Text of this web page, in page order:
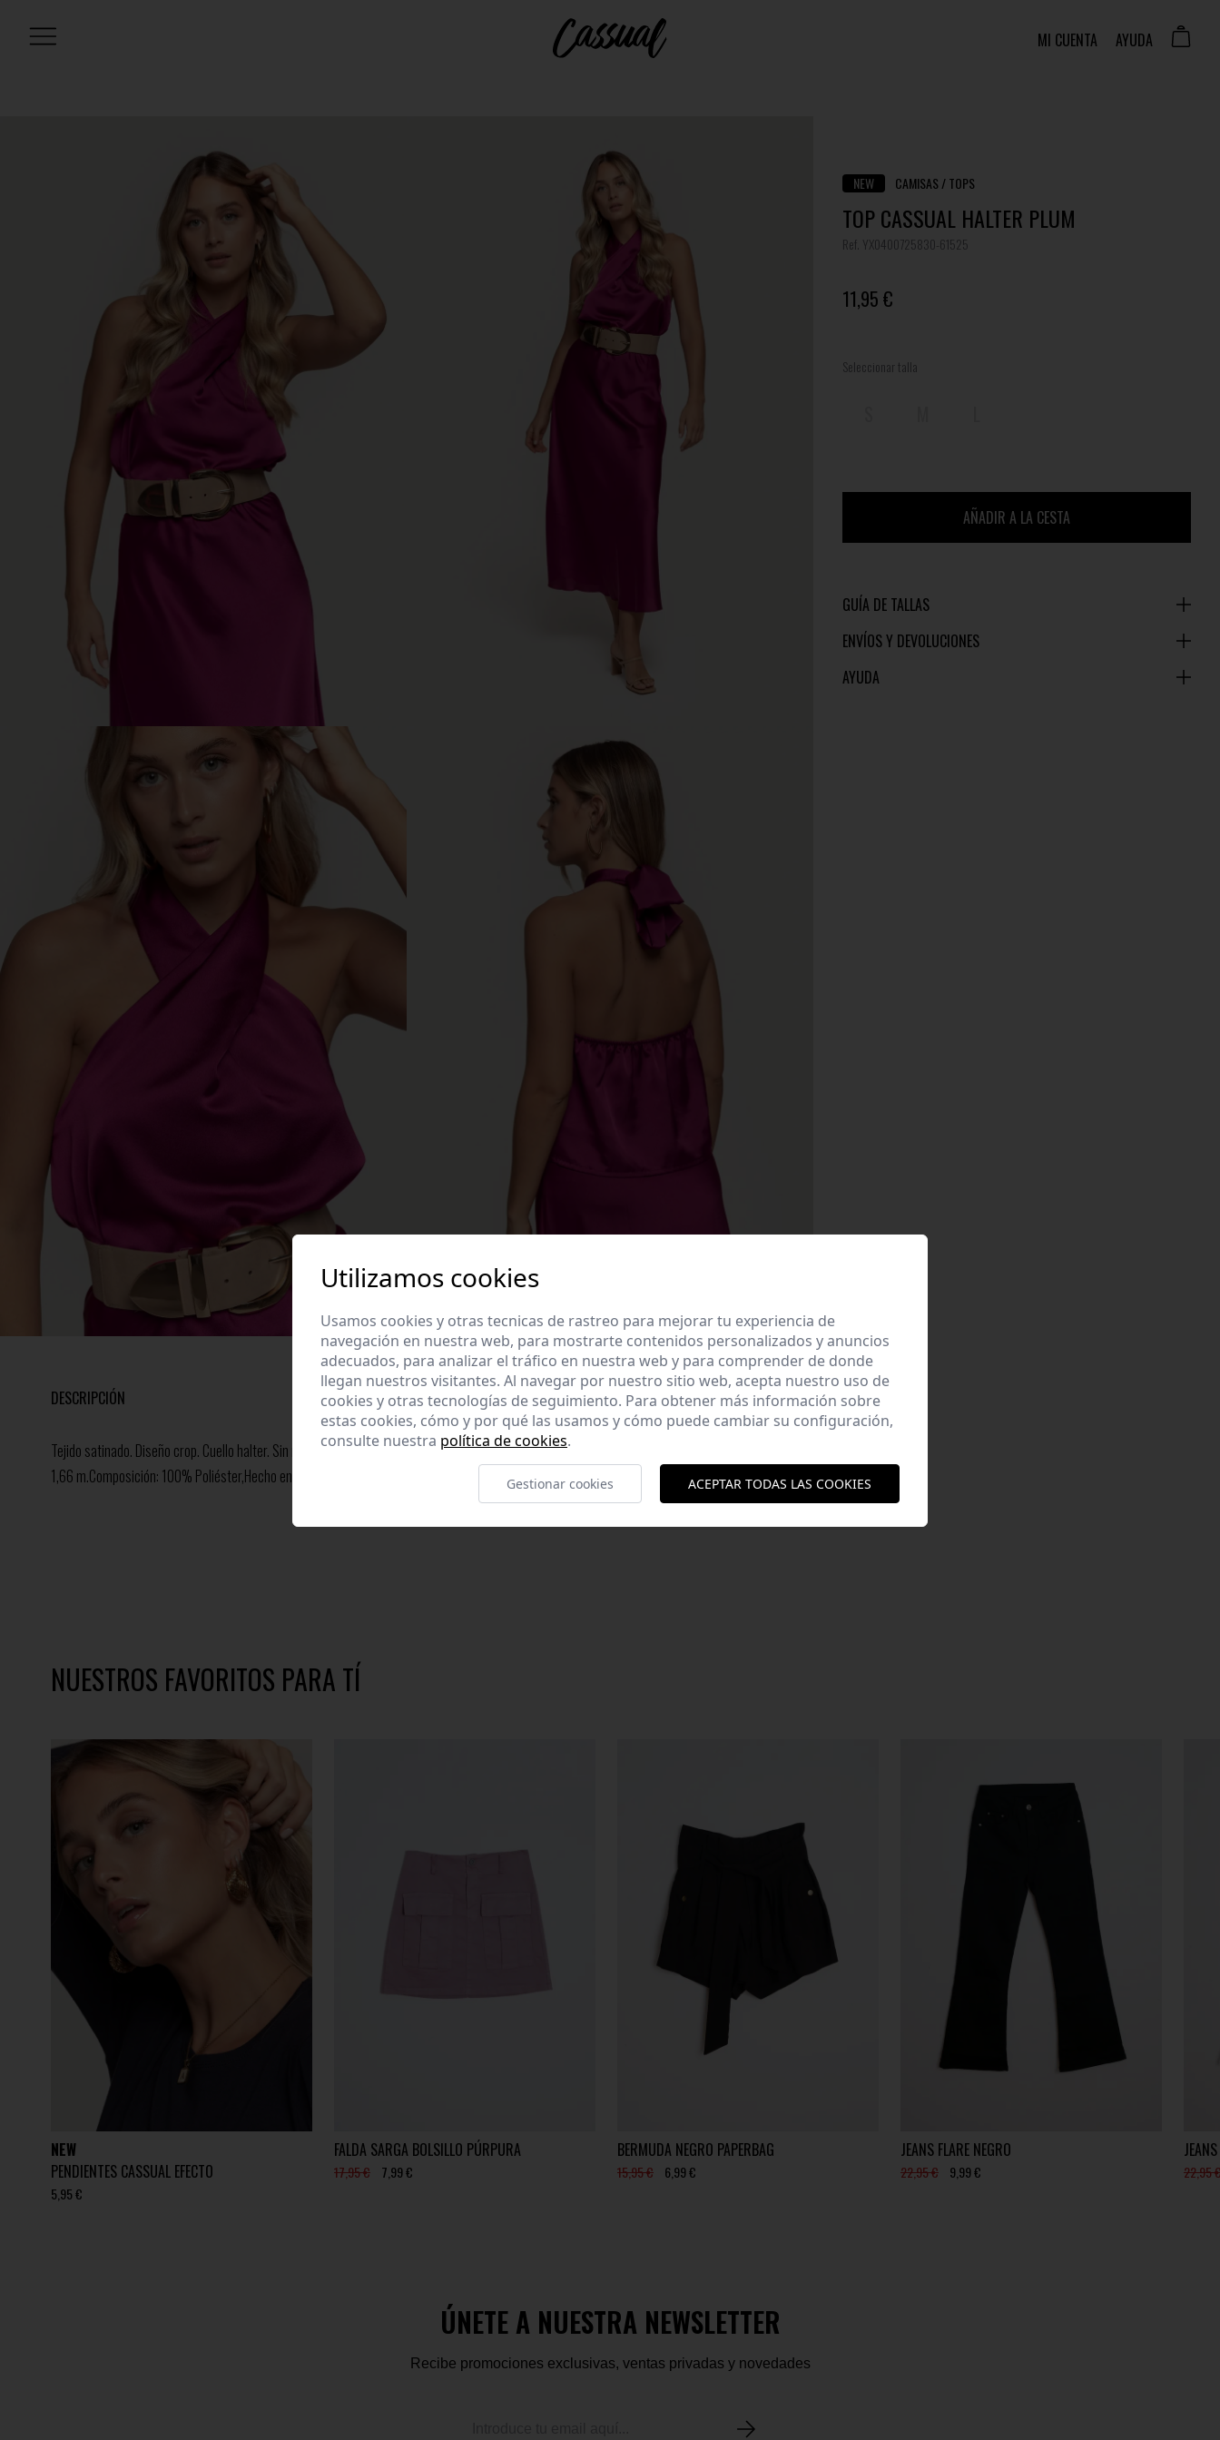
MI CUENTA AYUDA
NEW CAMISAS / TOPS
TOP CASSUAL HALTER PLUM
Ref. YX0400725830-61525
11,95 €
Seleccionar talla
AÑADIR A LA CESTA
GUÍA DE TALLAS
ENVÍOS Y DEVOLUCIONES
AYUDA
DESCRIPCIÓN
Tejido satinado. Diseño crop. Cuello halter. Sin mangas-. Talla modelo: S. Altura modelo
1,66 m.Composición: 100% Poliéster,Hecho en Italia
NUESTROS FAVORITOS PARA TÍ
NEW
PENDIENTES CASSUAL EFECTO
5,95 €
FALDA SARGA BOLSILLO PÚRPURA
17,95 € 7,99 €
BERMUDA NEGRO PAPERBAG
15,95 € 6,99 €
JEANS FLARE NEGRO
22,95 € 9,99 € 22,95
ÚNETE A NUESTRA NEWSLETTER
Recibe promociones exclusivas, ventas privadas y novedades
Utilizamos cookies
Usamos cookies y otras tecnicas de rastreo para mejorar tu experiencia de
navegación en nuestra web, para mostrarte contenidos personalizados y anuncios
adecuados, para analizar el tráfico en nuestra web y para comprender de donde
llegan nuestros visitantes. Al navegar por nuestro sitio web, acepta nuestro uso de
cookies y otras tecnologías de seguimiento. Para obtener más información sobre
estas cookies, cómo y por qué las usamos y cómo puede cambiar su configuración,
consulte nuestra política de cookies.
Gestionar cookies ACEPTAR TODAS LAS COOKIES